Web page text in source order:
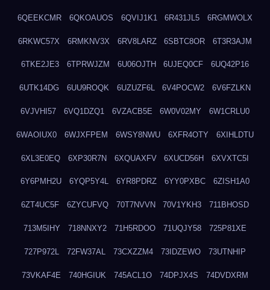
6QEEKCMR 6QKOAUOS 6QVIJ1K1 6R431JL5 6RGMWOLX
6RKWC57X 6RMKNV3X 6RV8LARZ 6SBTC8OR 6T3R3AJM
6TKE2JE3 6TPRWJZM 6U06OJTH 6UJEQ0CF 6UQ42P16
6UTK14DG 6UU9ROQK 6UZUZF6L 6V4POCW2 6V6FZLKN
6VJVHI57 6VQ1DZQ1 6VZACB5E 6W0V02MY 6W1CRLU0
6WAOIUX0 6WJXFPEM 6WSY8NWU 6XFR4OTY 6XIHLDTU
6XL3E0EQ 6XP30R7N 6XQUAXFV 6XUCD56H 6XVXTC5I
6Y6PMH2U 6YQP5Y4L 6YR8PDRZ 6YY0PXBC 6ZISH1A0
6ZT4UC5F 6ZYCUFVQ 70T7NVVN 70V1YKH3 711BHOSD
713M5IHY 718NNXY2 71H5RDOO 71UQJY58 725P81XE
727P972L 72FW37AL 73CXZZM4 73IDZEWO 73UTNHIP
73VKAF4E 740HGIUK 745ACL1O 74DPJX4S 74DVDXRM